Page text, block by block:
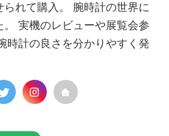
れて購入。 腕時計の世界に
。 実機のレビューや展覧会参
時計の良さを分かりやすく発